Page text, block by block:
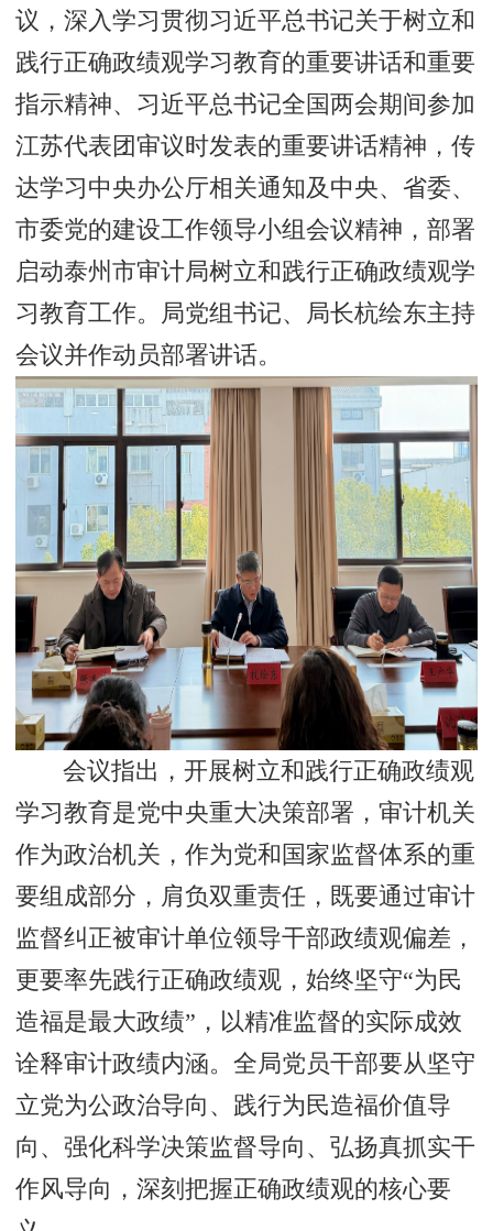
议，深入学习贯彻习近平总书记关于树立和
践行正确政绩观学习教育的重要讲话和重要
指示精神、习近平总书记全国两会期间参加
江苏代表团审议时发表的重要讲话精神，传
达学习中央办公厅相关通知及中央、省委、
市委党的建设工作领导小组会议精神，部署
启动泰州市审计局树立和践行正确政绩观学
习教育工作。局党组书记、局长杭绘东主持
会议并作动员部署讲话。
会议指出，开展树立和践行正确政绩观
学习教育是党中央重大决策部署，审计机关
作为政治机关，作为党和国家监督体系的重
要组成部分，肩负双重责任，既要通过审计
监督纠正被审计单位领导干部政绩观偏差，
更要率先践行正确政绩观，始终坚守“为民
造福是最大政绩”，以精准监督的实际成效
诠释审计政绩内涵。全局党员干部要从坚守
立党为公政治导向、践行为民造福价值导
向、强化科学决策监督导向、弘扬真抓实干
作风导向，深刻把握正确政绩观的核心要